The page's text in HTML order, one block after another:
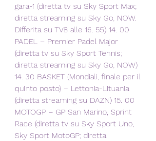
gara-1 (diretta tv su Sky Sport Max;
diretta streaming su Sky Go, NOW.
Differita su TV8 alle 16. 55) 14. 00
PADEL – Premier Padel Major
(diretta tv su Sky Sport Tennis;
diretta streaming su Sky Go, NOW)
14. 30 BASKET (Mondiali, finale per il
quinto posto) – Lettonia-Lituania
(diretta streaming su DAZN) 15. 00
MOTOGP – GP San Marino, Sprint
Race (diretta tv su Sky Sport Uno,
Sky Sport MotoGP; diretta